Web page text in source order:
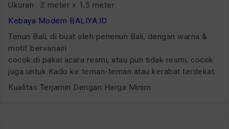
Ukuran : 2 meter x 1,5 meter
Kebaya Modern BALIYA.ID
Tenun Bali, di buat oleh penenun Bali, dengan warna &
motif bervariasi
cocok di pakai acara resmi, atau pun tidak resmi, cocok
juga untuk Kado ke teman-teman atau kerabat terdekat.
Kualitas Terjamin Dengan Harga Minim.